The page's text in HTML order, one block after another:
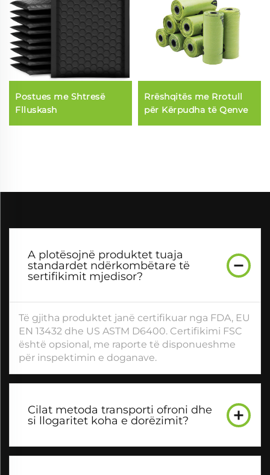
Postues me Shtresë
Flluskash
Rrëshqitës me Rrotull
për Kërpudha të Qenve
A plotësojnë produktet tuaja
standardet ndërkombëtare të
sertifikimit mjedisor?
Të gjitha produktet janë certifikuar nga FDA, EU
EN 13432 dhe US ASTM D6400. Certifikimi FSC
është opsional, me raporte të disponueshme
për inspektimin e doganave.
Cilat metoda transporti ofroni dhe
si llogaritet koha e dorëzimit?